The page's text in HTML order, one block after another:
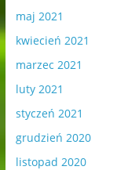
maj 2021
kwiecień 2021
marzec 2021
luty 2021
styczeń 2021
grudzień 2020
listopad 2020